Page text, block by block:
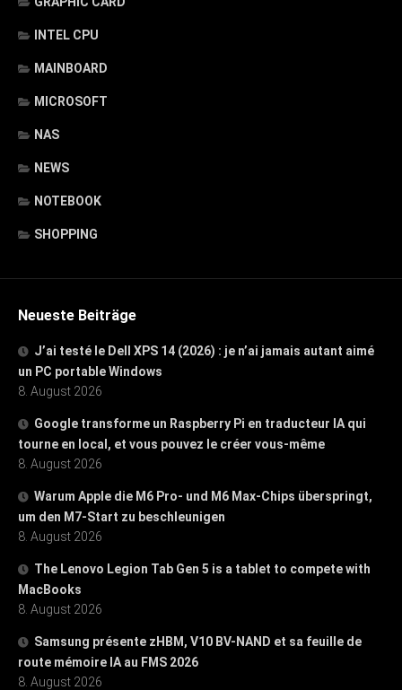
INTEL CPU
MAINBOARD
MICROSOFT
NAS
NEWS
NOTEBOOK
SHOPPING
Neueste Beiträge
J’ai testé le Dell XPS 14 (2026) : je n’ai jamais autant aimé
un PC portable Windows
8. August 2026
Google transforme un Raspberry Pi en traducteur IA qui
tourne en local, et vous pouvez le créer vous-même
8. August 2026
Warum Apple die M6 Pro- und M6 Max-Chips überspringt,
um den M7-Start zu beschleunigen
8. August 2026
The Lenovo Legion Tab Gen 5 is a tablet to compete with
MacBooks
8. August 2026
Samsung présente zHBM, V10 BV-NAND et sa feuille de
route mémoire IA au FMS 2026
8. August 2026